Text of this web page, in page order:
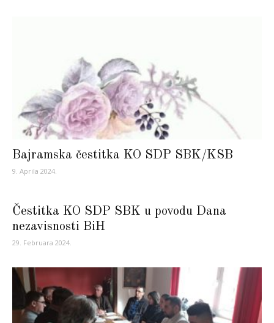
Bajramska čestitka KO SDP SBK/KSB
9. Aprila 2024.
Čestitka KO SDP SBK u povodu Dana
nezavisnosti BiH
29. Februara 2024.